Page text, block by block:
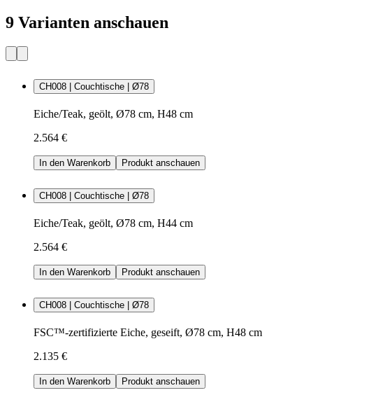
9 Varianten anschauen
CH008 | Couchtische | Ø78
Eiche/Teak, geölt, Ø78 cm, H48 cm
2.564 €
In den Warenkorb Produkt anschauen
CH008 | Couchtische | Ø78
Eiche/Teak, geölt, Ø78 cm, H44 cm
2.564 €
In den Warenkorb Produkt anschauen
CH008 | Couchtische | Ø78
FSC™-zertifizierte Eiche, geseift, Ø78 cm, H48 cm
2.135 €
In den Warenkorb Produkt anschauen